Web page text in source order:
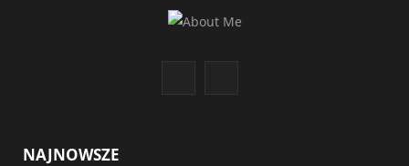
NAJNOWSZE